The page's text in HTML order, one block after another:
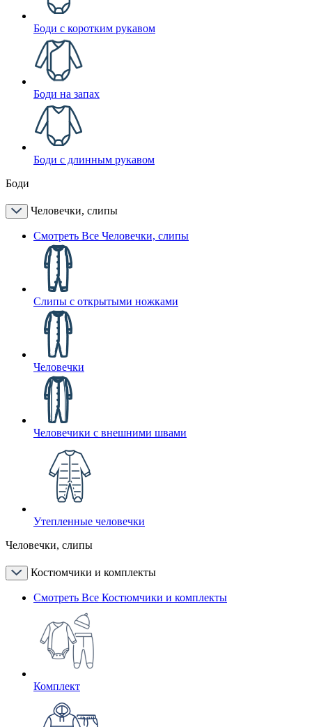
Боди с коротким рукавом
Боди на запах
Боди с длинным рукавом
Боди
Человечки, слипы
Смотреть Все Человечки, слипы
Слипы с открытыми ножками
Человечки
Человечики с внешними швами
Утепленные человечки
Человечки, слипы
Костюмчики и комплекты
Смотреть Все Костюмчики и комплекты
Комплект